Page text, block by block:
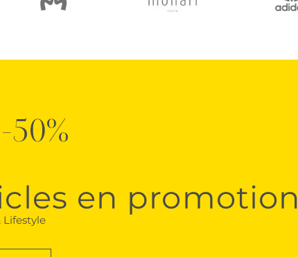
50%
en promotion
Lifestyle